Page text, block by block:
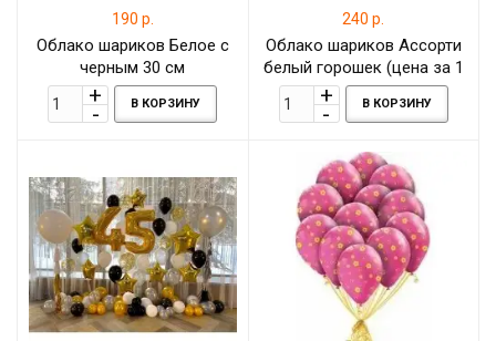
190 р.
Облако шариков Белое с
черным 30 см
В КОРЗИНУ
240 р.
Облако шариков Ассорти
белый горошек (цена за 1
штуку)
В КОРЗИНУ